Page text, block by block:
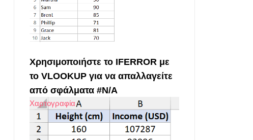
Χρησιμοποιήστε το IFERROR με
το VLOOKUP για να απαλλαγείτε
από σφάλματα #N/A
Χαρτογραφία